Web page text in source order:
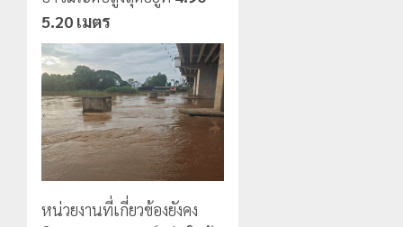
5.20 เมตร
หน่วยงานที่เกี่ยวข้องยังคง